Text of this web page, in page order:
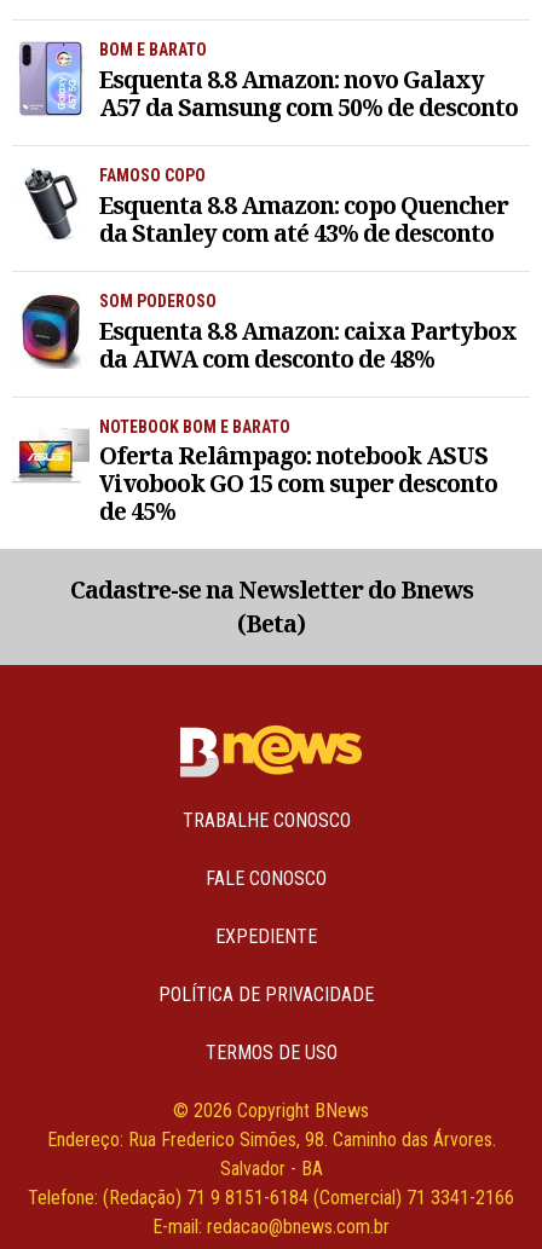
BOM E BARATO
Esquenta 8.8 Amazon: novo Galaxy
A57 da Samsung com 50% de desconto
FAMOSO COPO
Esquenta 8.8 Amazon: copo Quencher
da Stanley com até 43% de desconto
SOM PODEROSO
Esquenta 8.8 Amazon: caixa Partybox
da AIWA com desconto de 48%
NOTEBOOK BOM E BARATO
Oferta Relâmpago: notebook ASUS
Vivobook GO 15 com super desconto
de 45%
Cadastre-se na Newsletter do Bnews
(Beta)
TRABALHE CONOSCO
FALE CONOSCO
EXPEDIENTE
POLÍTICA DE PRIVACIDADE
TERMOS DE USO
© 2026 Copyright BNews
Endereço: Rua Frederico Simões, 98. Caminho das Árvores.
Salvador - BA
Telefone: (Redação) 71 9 8151-6184 (Comercial) 71 3341-2166
E-mail: redacao@bnews.com.br